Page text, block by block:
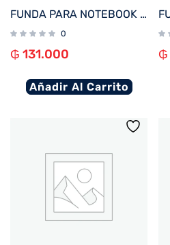
FUNDA PARA NOTEBOOK FTX SEDA-BR 15.6″ MARRON
0
₲ 131.000
Añadir Al Carrito
₲